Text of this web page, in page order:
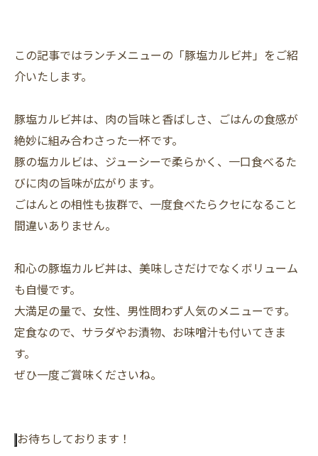
この記事ではランチメニューの「豚塩カルビ丼」をご紹
介いたします。
豚塩カルビ丼は、肉の旨味と香ばしさ、ごはんの食感が
絶妙に組み合わさった一杯です。
豚の塩カルビは、ジューシーで柔らかく、一口食べるた
びに肉の旨味が広がります。
ごはんとの相性も抜群で、一度食べたらクセになること
間違いありません。
和心の豚塩カルビ丼は、美味しさだけでなくボリューム
も自慢です。
大満足の量で、女性、男性問わず人気のメニューです。
定食なので、サラダやお漬物、お味噌汁も付いてきま
す。
ぜひ一度ご賞味くださいね。
お待ちしております！